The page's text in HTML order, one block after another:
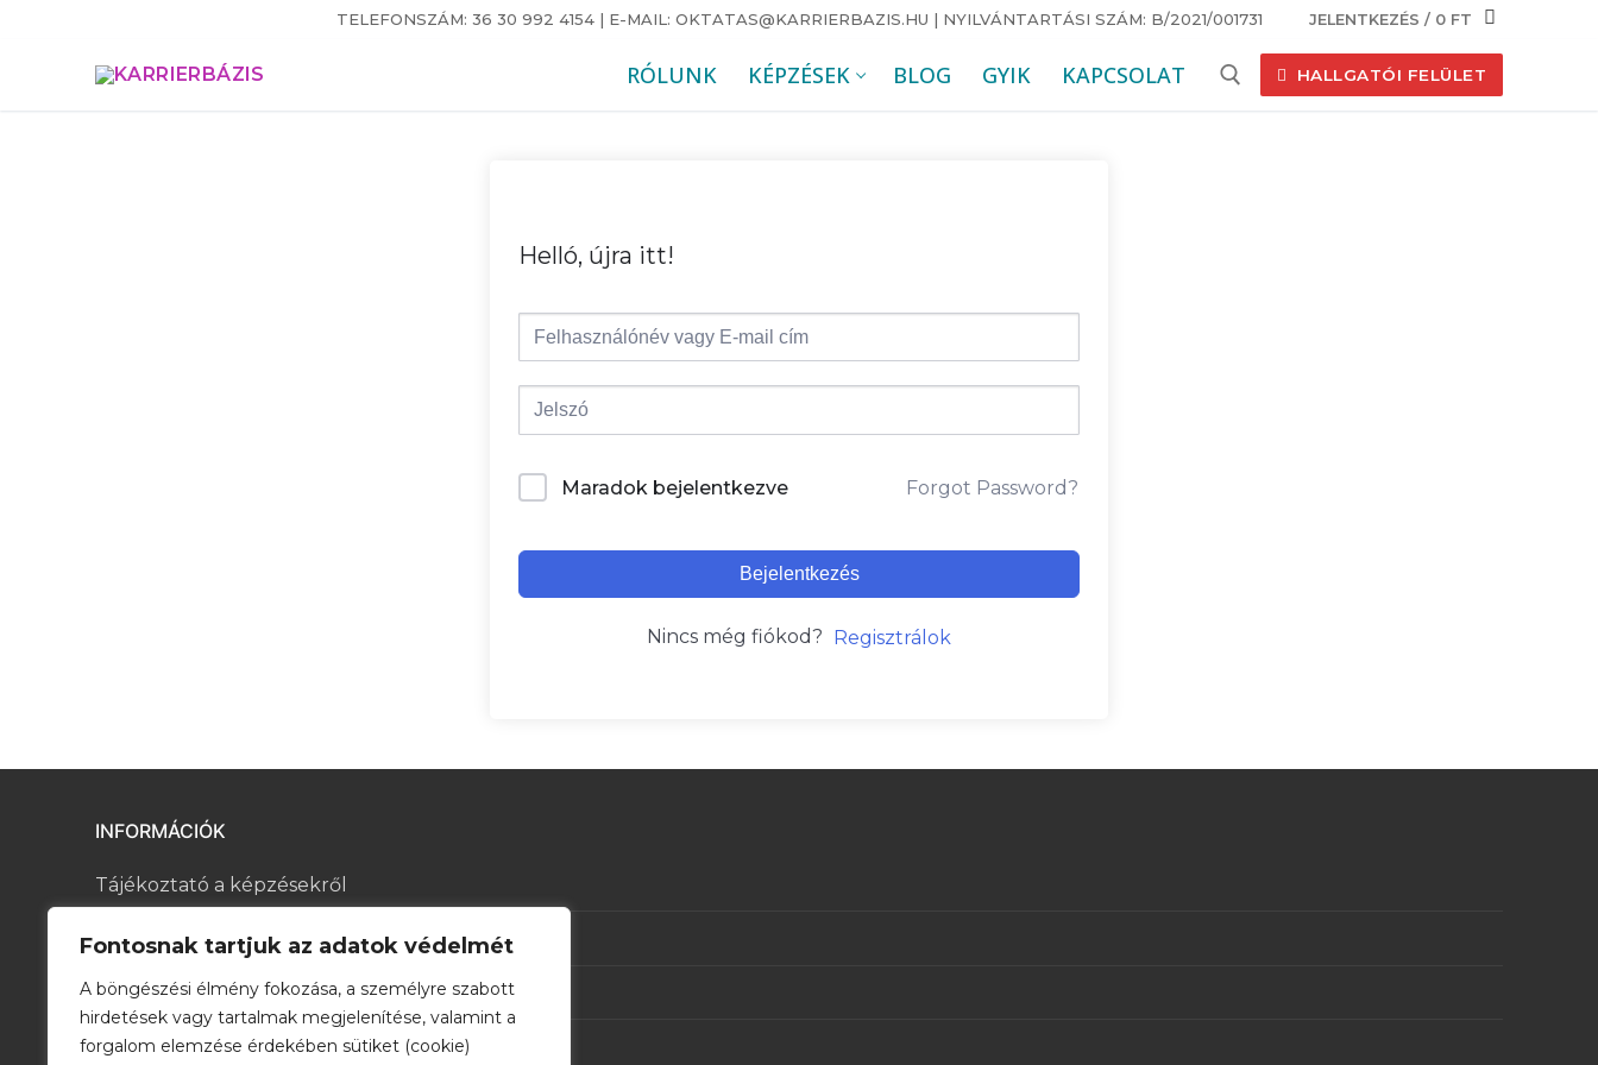
Fontosnak tartjuk az adatok védelmét
A böngészési élmény fokozása, a személyre szabott
hirdetések vagy tartalmak megjelenítése, valamint a
forgalom elemzése érdekében sütiket (cookie)
tartalomra
TELEFONSZÁM: 36 30 992 4154 | E-MAIL: OKTATAS@KARRIERBAZIS.HU | NYILVÁNTARTÁSI SZÁM: B/2021/001731 JELENTKEZÉS / 0 FT
RÓLUNK KÉPZÉSEK BLOG GYIK KAPCSOLAT HALLGATÓI FELÜLET
Helló, újra itt!
Maradok bejelentkezve Forgot Password?
Bejelentkezés
Nincs még fiókod? Regisztrálok
INFORMÁCIÓK
Tájékoztató a képzésekről
Kapcsolat
Általános Szerződési Feltételek
Adatkezelési tájékoztató